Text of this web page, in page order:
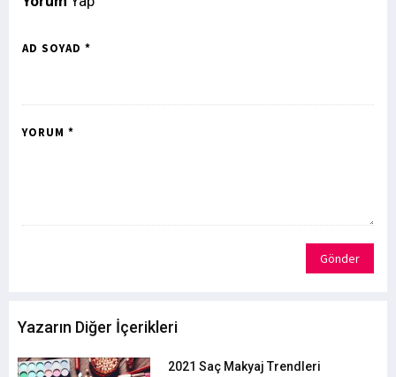
AD SOYAD *
YORUM *
Gönder
Yazarın Diğer İçerikleri
2021 Saç Makyaj Trendleri